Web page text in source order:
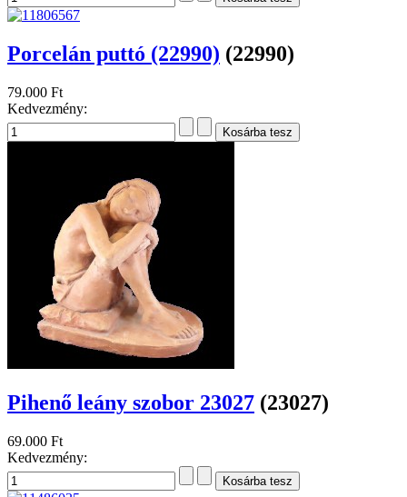
Porcelán puttó (22990) (22990)
79.000 Ft
Kedvezmény:
Pihenő leány szobor 23027 (23027)
69.000 Ft
Kedvezmény: